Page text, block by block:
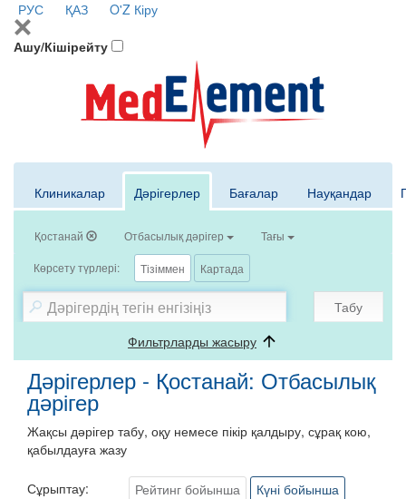
РУС ҚАЗ O'Z Кіру
Ашу/Кішірейту
Клиникалар Дәрігерлер Бағалар Науқандар
Қостанай Отбасылық дәрігер Тағы
Көрсету түрлері: Тізіммен Картада
Табу
Фильтрларды жасыру
Дәрігерлер - Қостанай: Отбасылық
дәрігер
Жақсы дәрігер табу, оқу немесе пікір қалдыру, сұрақ кою,
қабылдауға жазу
Сұрыптау: Рейтинг бойынша
Күні бойынша